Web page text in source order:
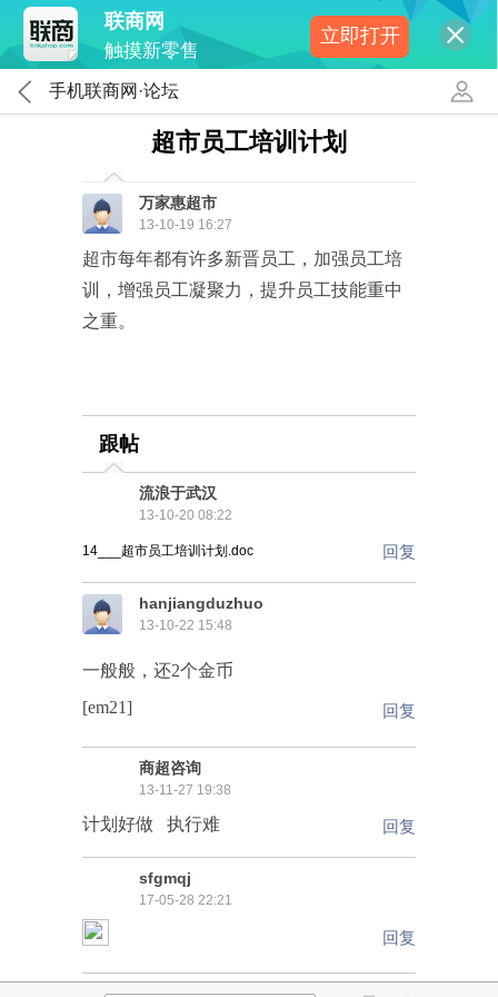
联商网
触摸新零售
立即打开
手机联商网·论坛
超市员工培训计划
万家惠超市
13-10-19 16:27
超市每年都有许多新晋员工，加强员工培
训，增强员工凝聚力，提升员工技能重中
之重。
跟帖
流浪于武汉
13-10-20 08:22
14___超市员工培训计划.doc 回复
hanjiangduzhuo
13-10-22 15:48
一般般，还2个金币
[em21]
回复
商超咨询
13-11-27 19:38
计划好做 执行难 回复
sfgmqj
17-05-28 22:21
回复